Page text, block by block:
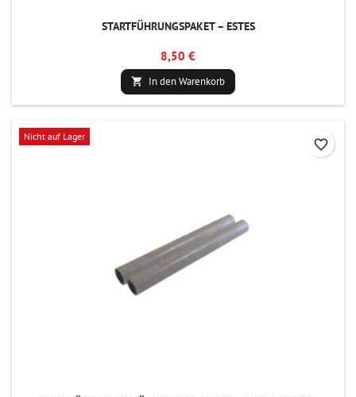
STARTFÜHRUNGSPAKET – ESTES
8,50 €
 In den Warenkorb
Nicht auf Lager
favorite_border